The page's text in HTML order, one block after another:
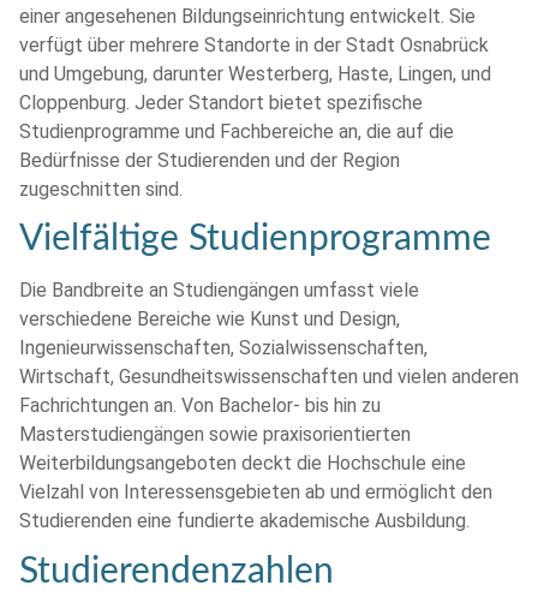
einer angesehenen Bildungseinrichtung entwickelt. Sie
verfügt über mehrere Standorte in der Stadt Osnabrück
und Umgebung, darunter Westerberg, Haste, Lingen, und
Cloppenburg. Jeder Standort bietet spezifische
Studienprogramme und Fachbereiche an, die auf die
Bedürfnisse der Studierenden und der Region
zugeschnitten sind.
Vielfältige Studienprogramme
Die Bandbreite an Studiengängen umfasst viele
verschiedene Bereiche wie Kunst und Design,
Ingenieurwissenschaften, Sozialwissenschaften,
Wirtschaft, Gesundheitswissenschaften und vielen anderen
Fachrichtungen an. Von Bachelor- bis hin zu
Masterstudiengängen sowie praxisorientierten
Weiterbildungsangeboten deckt die Hochschule eine
Vielzahl von Interessensgebieten ab und ermöglicht den
Studierenden eine fundierte akademische Ausbildung.
Studierendenzahlen